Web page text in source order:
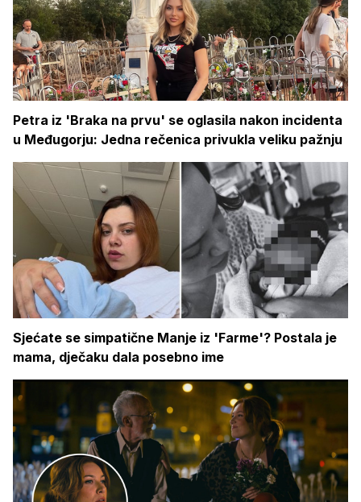
Petra iz 'Braka na prvu' se oglasila nakon incidenta
u Međugorju: Jedna rečenica privukla veliku pažnju
Sjećate se simpatične Manje iz 'Farme'? Postala je
mama, dječaku dala posebno ime